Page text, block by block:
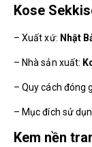
Kose
– Xuất xứ: Nhật
– Nhà sản xuất:
– Quy cách đóng
– Mục đích sử
Kem nền